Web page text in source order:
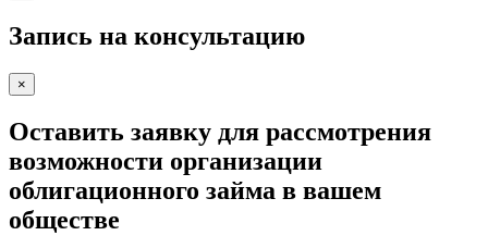
Запись на консультацию
×
Оставить заявку для рассмотрения
возможности организации
облигационного займа в вашем
обществе